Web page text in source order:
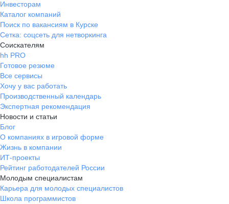
Инвесторам
Каталог компаний
Поиск по вакансиям в Курске
Сетка: соцсеть для нетворкинга
Соискателям
hh PRO
Готовое резюме
Все сервисы
Хочу у вас работать
Производственный календарь
Экспертная рекомендация
Новости и статьи
Блог
О компаниях в игровой форме
Жизнь в компании
ИТ-проекты
Рейтинг работодателей России
Молодым специалистам
Карьера для молодых специалистов
Школа программистов